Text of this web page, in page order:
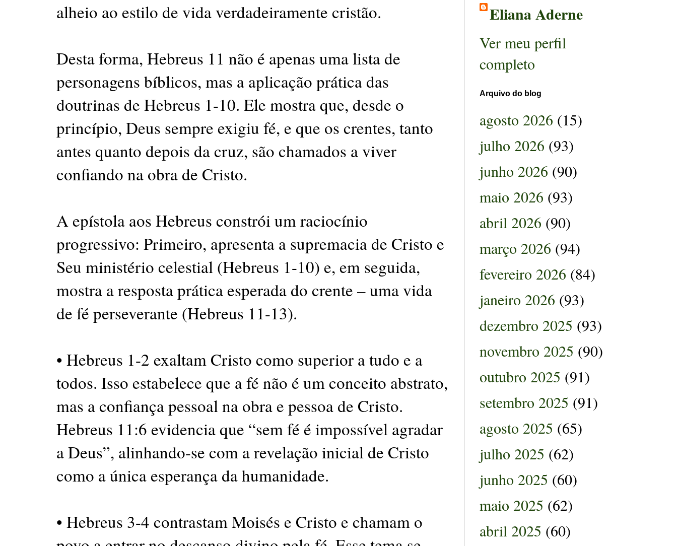
alheio ao estilo de vida verdadeiramente cristão.
Desta forma, Hebreus 11 não é apenas uma lista de
personagens bíblicos, mas a aplicação prática das
doutrinas de Hebreus 1-10. Ele mostra que, desde o
princípio, Deus sempre exigiu fé, e que os crentes, tanto
antes quanto depois da cruz, são chamados a viver
confiando na obra de Cristo.
A epístola aos Hebreus constrói um raciocínio
progressivo: Primeiro, apresenta a supremacia de Cristo e
Seu ministério celestial (Hebreus 1-10) e, em seguida,
mostra a resposta prática esperada do crente – uma vida
de fé perseverante (Hebreus 11-13).
• Hebreus 1-2 exaltam Cristo como superior a tudo e a
todos. Isso estabelece que a fé não é um conceito abstrato,
mas a confiança pessoal na obra e pessoa de Cristo.
Hebreus 11:6 evidencia que “sem fé é impossível agradar
a Deus”, alinhando-se com a revelação inicial de Cristo
como a única esperança da humanidade.
• Hebreus 3-4 contrastam Moisés e Cristo e chamam o
Eliana Aderne
Ver meu perfil
completo
Arquivo do blog
agosto 2026 (15)
julho 2026 (93)
junho 2026 (90)
maio 2026 (93)
abril 2026 (90)
março 2026 (94)
fevereiro 2026 (84)
janeiro 2026 (93)
dezembro 2025 (93)
novembro 2025 (90)
outubro 2025 (91)
setembro 2025 (91)
agosto 2025 (65)
julho 2025 (62)
junho 2025 (60)
maio 2025 (62)
abril 2025 (60)